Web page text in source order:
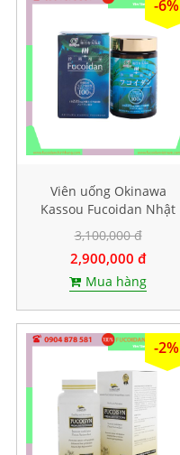
-6%
Viên uống Okinawa
Kassou Fucoidan Nhật
Bản - Hộp 150 viên
3,100,000 đ
2,900,000 đ
Mua hàng
-2%